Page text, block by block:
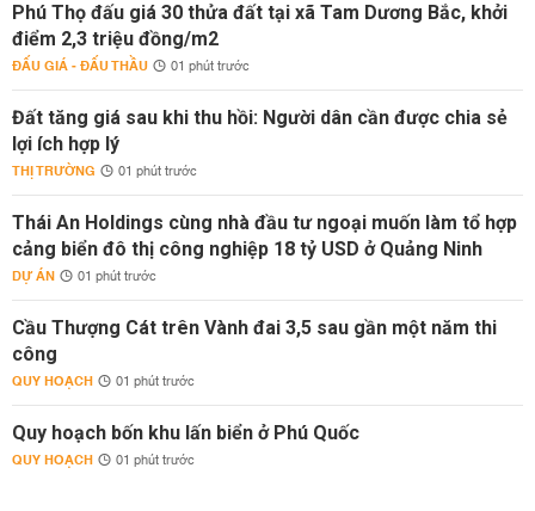
Phú Thọ đấu giá 30 thửa đất tại xã Tam Dương Bắc, khởi
điểm 2,3 triệu đồng/m2
ĐẤU GIÁ - ĐẤU THẦU 01 phút trước
Đất tăng giá sau khi thu hồi: Người dân cần được chia sẻ
lợi ích hợp lý
THỊ TRƯỜNG 01 phút trước
Thái An Holdings cùng nhà đầu tư ngoại muốn làm tổ hợp
cảng biển đô thị công nghiệp 18 tỷ USD ở Quảng Ninh
DỰ ÁN 01 phút trước
Cầu Thượng Cát trên Vành đai 3,5 sau gần một năm thi
công
QUY HOẠCH 01 phút trước
Quy hoạch bốn khu lấn biển ở Phú Quốc
QUY HOẠCH 01 phút trước